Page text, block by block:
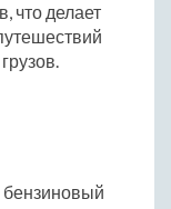
что делает
бензиновый